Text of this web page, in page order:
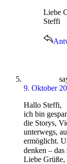
Liebe
Steffi
9. Oktober
Hallo Steffi,
ich bin
die Storys,
unterwegs,
ermöglicht.
denken –
Liebe Grüße,